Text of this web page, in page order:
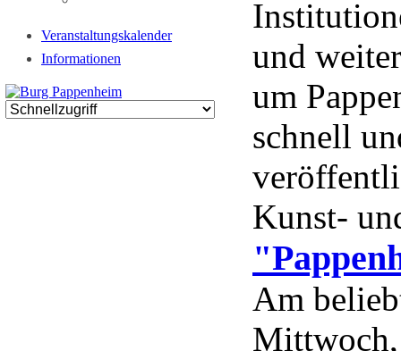
Veranstaltungskalender
Informationen
und
um
schnell
Kunst-
Am